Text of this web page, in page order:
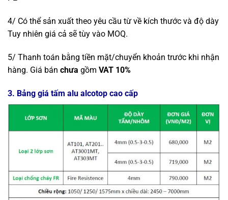
4/ Có thể sản xuất theo yêu cầu từ về kích thước và độ dày
Tuy nhiên giá cả sẽ tùy vào MOQ.
5/ Thanh toán bằng tiền mặt/chuyển khoản trước khi nhận
hàng. Giá bán chưa gồm VAT 10%
3. Bảng giá tấm alu alcotop cao cấp